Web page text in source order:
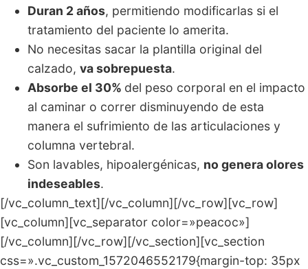
Duran 2 años, permitiendo modificarlas si el
tratamiento del paciente lo amerita.
No necesitas sacar la plantilla original del
calzado, va sobrepuesta.
Absorbe el 30% del peso corporal en el impacto
al caminar o correr disminuyendo de esta
manera el sufrimiento de las articulaciones y
columna vertebral.
Son lavables, hipoalergénicas, no genera olores
indeseables.
[/vc_column_text][/vc_column][/vc_row][vc_row]
[vc_column][vc_separator color=»peacoc»]
[/vc_column][/vc_row][/vc_section][vc_section
css=».vc_custom_1572046552179{margin-top: 35px